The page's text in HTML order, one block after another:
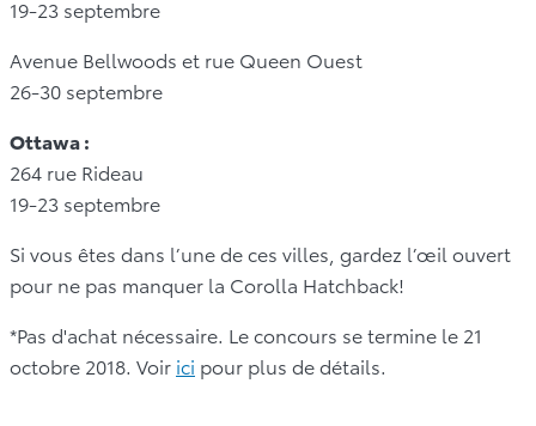
19-23 septembre
Avenue Bellwoods et rue Queen Ouest
26-30 septembre
Ottawa :
264 rue Rideau
19-23 septembre
Si vous êtes dans l’une de ces villes, gardez l’œil ouvert
pour ne pas manquer la Corolla Hatchback!
*Pas d'achat nécessaire. Le concours se termine le 21
octobre 2018. Voir ici pour plus de détails.